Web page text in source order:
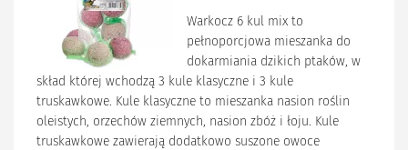
Warkocz 6 kul mix to
pełnoporcjowa mieszanka do
dokarmiania dzikich ptaków, w
skład której wchodzą 3 kule klasyczne i 3 kule
truskawkowe. Kule klasyczne to mieszanka nasion roślin
oleistych, orzechów ziemnych, nasion zbóż i łoju. Kule
truskawkowe zawierają dodatkowo suszone owoce